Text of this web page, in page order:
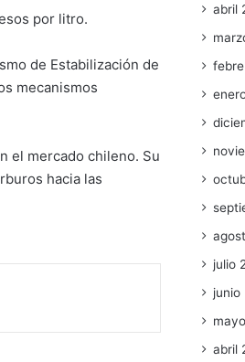
por litro.
de Estabilización de
mecanismos
el mercado chileno. Su
hacia las
abril
julio
junio
abril